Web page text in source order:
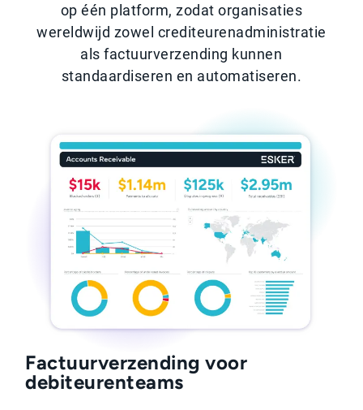
op één platform, zodat organisaties
wereldwijd zowel crediteurenadministratie
als factuurverzending kunnen
standaardiseren en automatiseren.
Factuurverzending voor
debiteurenteams